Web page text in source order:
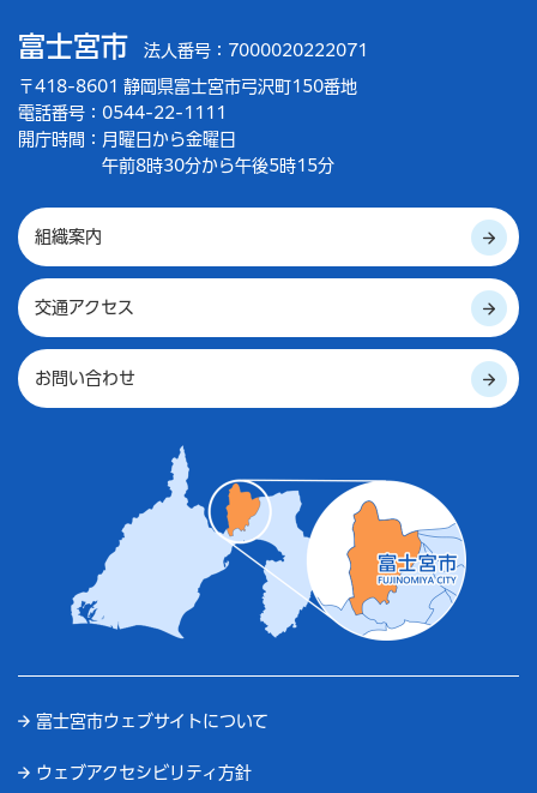
富士宮市 法人番号：7000020222071
〒418-8601 静岡県富士宮市弓沢町150番地
電話番号：0544-22-1111
開庁時間： 月曜日から金曜日
午前8時30分から午後5時15分
組織案内
交通アクセス
お問い合わせ
富士宮市ウェブサイトについて
ウェブアクセシビリティ方針